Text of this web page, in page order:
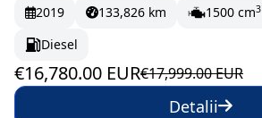
2019 133,826 km 1500 cm3
Diesel
€16,780.00 EUR€17,999.00 EUR
Detalii